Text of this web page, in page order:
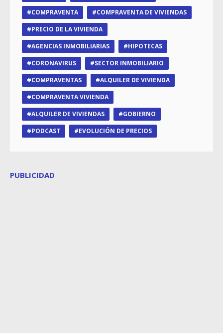
COMPRAVENTA
COMPRAVENTA DE VIVIENDAS
PRECIO DE LA VIVIENDA
AGENCIAS INMOBILIARIAS
HIPOTECAS
CORONAVIRUS
SECTOR INMOBILIARIO
COMPRAVENTAS
ALQUILER DE VIVIENDA
COMPRAVENTA VIVIENDA
ALQUILER DE VIVIENDAS
GOBIERNO
PODCAST
EVOLUCIÓN DE PRECIOS
PUBLICIDAD